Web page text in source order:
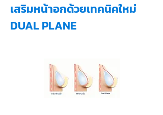
เสริมหน้าอกด้วยเทคนิคใหม่
DUAL PLANE